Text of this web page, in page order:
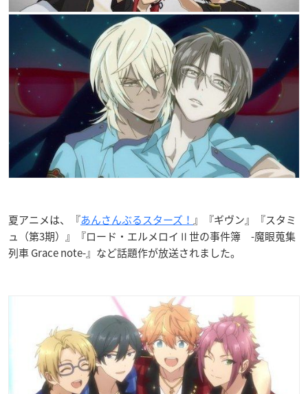
夏アニメは、『あんさんぶるスターズ！ 』『ギヴン』『スタミ
ュ（第3期）』『ロード・エルメロイⅡ世の事件簿 -魔眼蒐集
列車 Grace note-』など話題作が放送されました。